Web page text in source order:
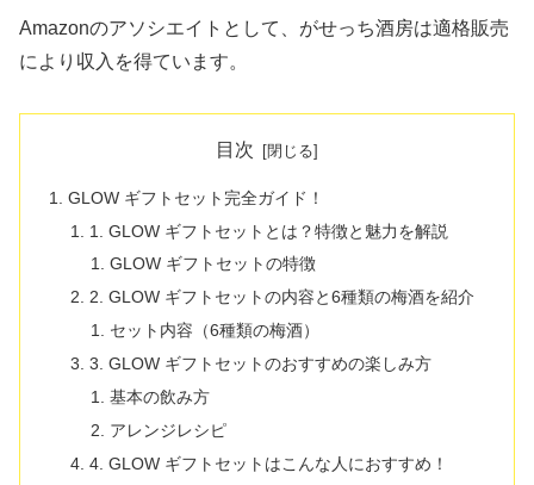
Amazonのアソシエイトとして、がせっち酒房は適格販売
により収入を得ています。
目次
GLOW ギフトセット完全ガイド！
1. GLOW ギフトセットとは？特徴と魅力を解説
GLOW ギフトセットの特徴
2. GLOW ギフトセットの内容と6種類の梅酒を紹介
セット内容（6種類の梅酒）
3. GLOW ギフトセットのおすすめの楽しみ方
基本の飲み方
アレンジレシピ
4. GLOW ギフトセットはこんな人におすすめ！